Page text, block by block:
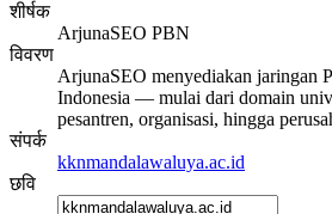
शीर्षक
ArjunaSEO PBN
विवरण
ArjunaSEO menyediakan jaringan
Indonesia — mulai dari domain
pesantren, organisasi, hingga
संपर्क
kknmandalawaluya.ac.id
छवि